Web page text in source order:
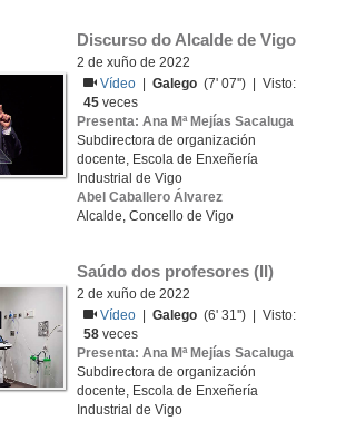
Discurso do Alcalde de Vigo
2 de xuño de 2022
Vídeo
|Galego (7' 07'') | Visto:
45 veces
Presenta: Ana Mª Mejías Sacaluga
Subdirectora de organización
docente, Escola de Enxeñería
Industrial de Vigo
Abel Caballero Álvarez
Alcalde, Concello de Vigo
Saúdo dos profesores (II)
2 de xuño de 2022
Vídeo
|Galego (6' 31'') | Visto:
58 veces
Presenta: Ana Mª Mejías Sacaluga
Subdirectora de organización
docente, Escola de Enxeñería
Industrial de Vigo